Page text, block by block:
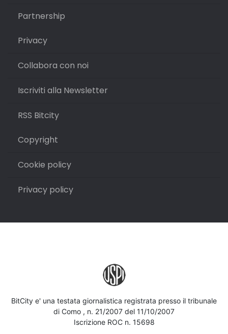
Partnership
Privacy
Collabora con noi
Iscriviti alla Newsletter
RSS Bitcity
Copyright
Cookie policy
Privacy policy
BitCity e' una testata giornalistica registrata presso il tribunale
di Como , n. 21/2007 del 11/10/2007
Iscrizione ROC n. 15698